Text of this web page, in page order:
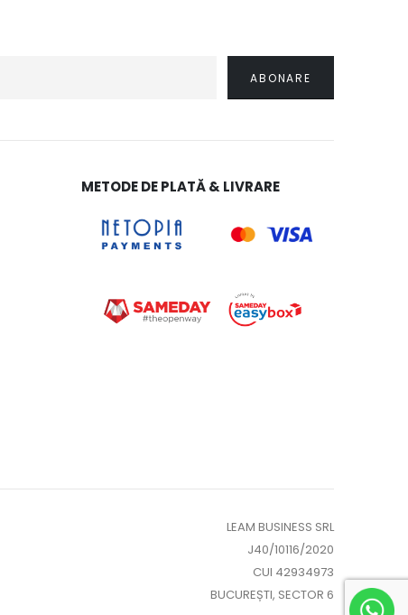
METODE DE PLATĂ & LIVRARE
LEAM BUSINESS SRL
J40/10116/2020
CUI 42934973
BUCUREȘTI, SECTOR 6